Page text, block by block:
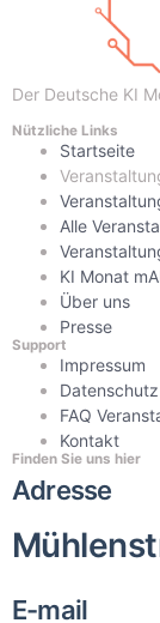
Der Deutsche KI
Nützliche Links
Startseite
Alle
KI Monat
Über uns
Presse
Support
Impressum
Datenschutz
FAQ
Kontakt
Finden Sie uns hier
Adresse
E-mail